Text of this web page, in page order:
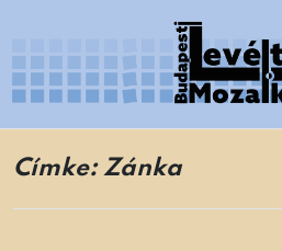
content
Címke:Zánka